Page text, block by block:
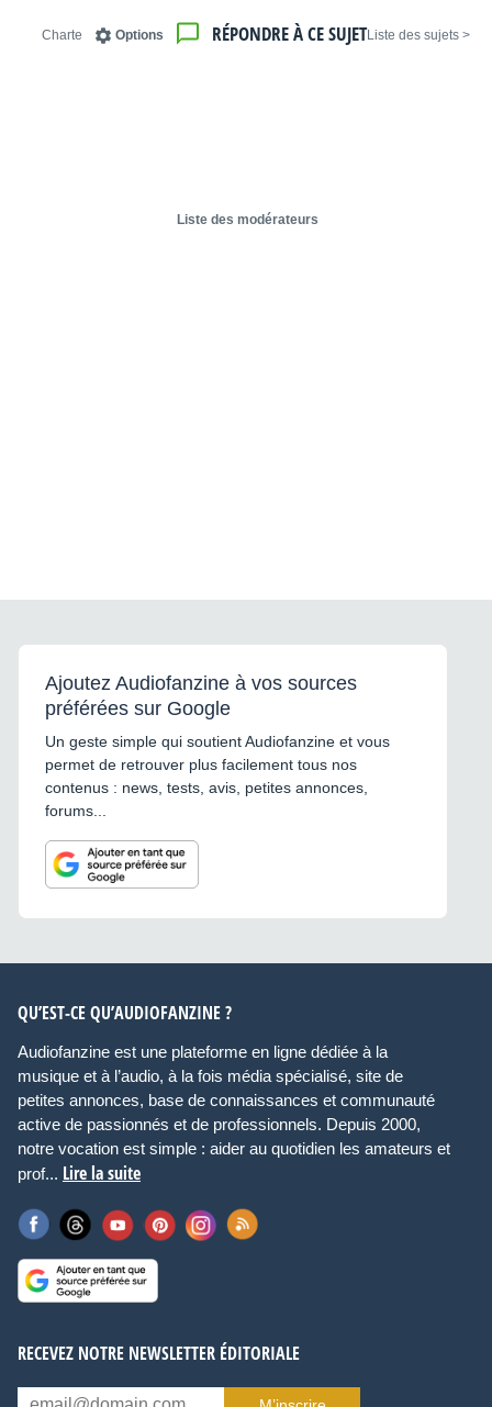
< Liste des sujets
RÉPONDRE À CE SUJET
Options
Charte
Liste des modérateurs
Ajoutez Audiofanzine à vos sources
préférées sur Google
Un geste simple qui soutient Audiofanzine et vous
permet de retrouver plus facilement tous nos
contenus : news, tests, avis, petites annonces,
forums...
QU’EST-CE QU’AUDIOFANZINE ?
Audiofanzine est une plateforme en ligne dédiée à la
musique et à l’audio, à la fois média spécialisé, site de
petites annonces, base de connaissances et communauté
active de passionnés et de professionnels. Depuis 2000,
notre vocation est simple : aider au quotidien les amateurs et
prof... Lire la suite
RECEVEZ NOTRE NEWSLETTER ÉDITORIALE